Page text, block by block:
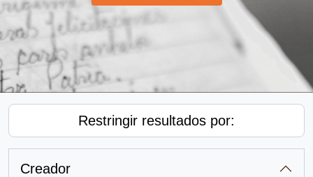
Restringir resultados por:
Creador